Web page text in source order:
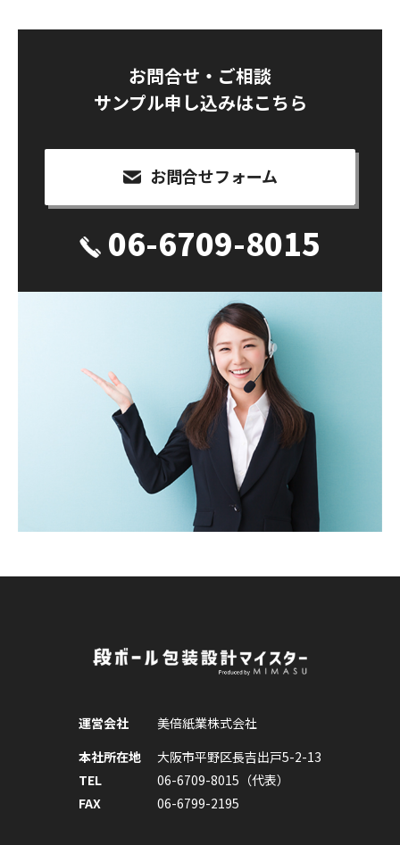
お問合せ・ご相談
サンプル申し込みはこちら
お問合せフォーム
06-6709-8015
運営会社
美倍紙業株式会社
本社所在地
大阪市平野区長吉出戸5-2-13
TEL
06-6709-8015（代表）
FAX
06-6799-2195